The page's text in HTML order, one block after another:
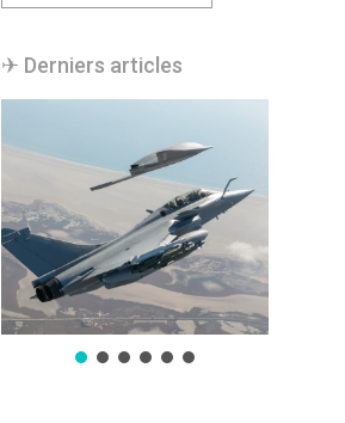
✈︎ Derniers articles